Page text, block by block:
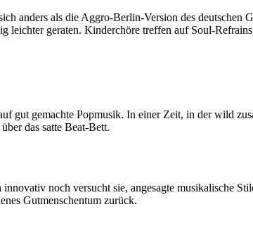
anders als die Aggro-Berlin-Version des
leichter geraten. Kinderchöre treffen auf Soul-
gut gemachte Popmusik. In einer Zeit, in der wild
das satte Beat-Bett.
noch versucht sie, angesagte musikalische
Gutmenschentum zurück.